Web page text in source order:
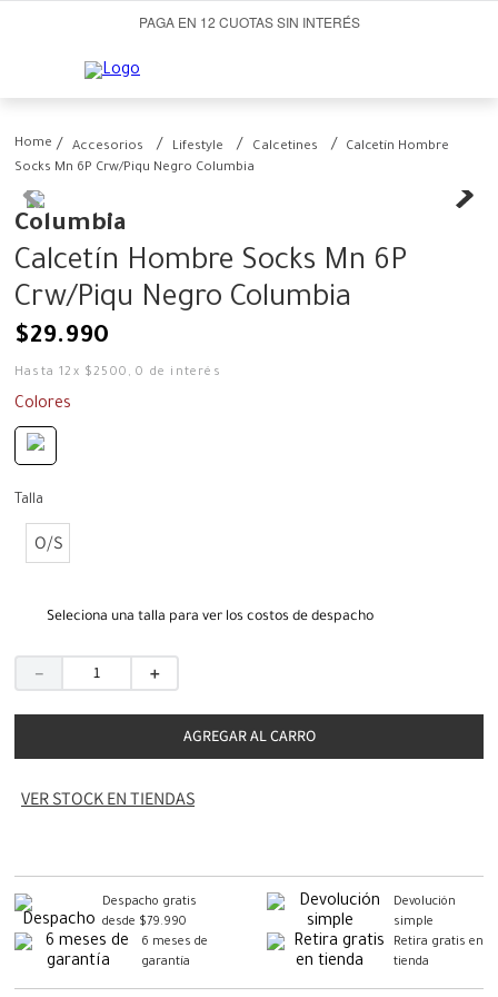
PAGA EN 12 CUOTAS SIN INTERÉS
Accesorios Lifestyle Calcetines
Calcetín Hombre
Socks Mn 6P Crw/Piqu Negro Columbia
Columbia
Calcetín Hombre Socks Mn 6P
Crw/Piqu Negro Columbia
$29.990
Hasta12 x $2500 ,0 de interés
Colores
Talla
O/S
Seleciona una talla para ver los costos de despacho
＋
－
AGREGAR AL CARRO
VER STOCK EN TIENDAS
Despacho gratis
desde $79.990
Devolución
simple
6 meses de
garantía
Retira gratis en
tienda